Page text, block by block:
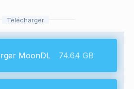
Télécharger
MoonDL 74.64 GB